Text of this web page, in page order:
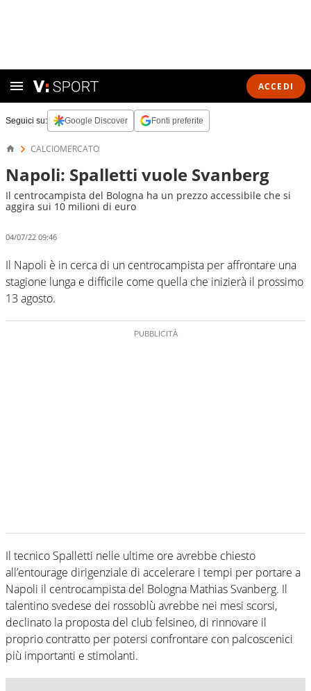
ACCEDI
Seguici su: Google Discover Fonti preferite
CALCIOMERCATO
Napoli: Spalletti vuole Svanberg
Il centrocampista del Bologna ha un prezzo accessibile che si
aggira sui 10 milioni di euro
04/07/22 09:46
Il Napoli è in cerca di un centrocampista per affrontare una
stagione lunga e difficile come quella che inizierà il prossimo
13 agosto.
Il tecnico Spalletti nelle ultime ore avrebbe chiesto
all’entourage dirigenziale di accelerare i tempi per portare a
Napoli il centrocampista del Bologna Mathias Svanberg. Il
talentino svedese dei rossoblù avrebbe nei mesi scorsi,
declinato la proposta del club felsineo, di rinnovare il
proprio contratto per potersi confrontare con palcoscenici
più importanti e stimolanti.